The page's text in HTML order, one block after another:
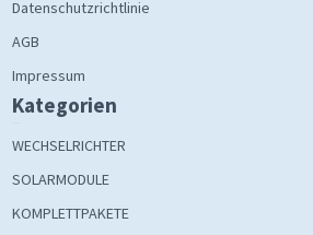
Datenschutzrichtlinie
AGB
Impressum
Kategorien
WECHSELRICHTER
SOLARMODULE
KOMPLETTPAKETE